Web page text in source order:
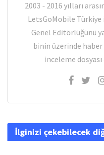
2003 - 2016 yılları
LetsGoMobile
Genel Editörlüğünü
binin üzerinde haber
inceleme
İlginizi çekebilecek